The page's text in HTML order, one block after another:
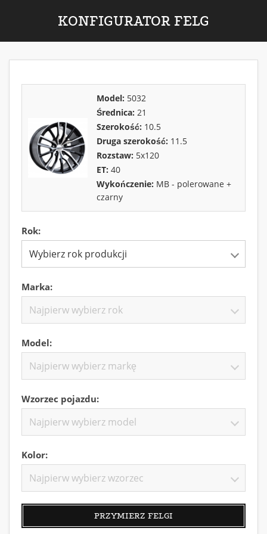
KONFIGURATOR FELG
Model: 5032
Średnica: 21
Szerokość: 10.5
Druga szerokość: 11.5
Rozstaw: 5x120
ET: 40
Wykończenie: MB - polerowane +
czarny
Rok:
Wybierz rok produkcji
Marka:
Najpierw wybierz rok
Model:
Najpierw wybierz markę
Wzorzec pojazdu:
Najpierw wybierz model
Kolor:
Najpierw wybierz wzorzec
PRZYMIERZ FELGI